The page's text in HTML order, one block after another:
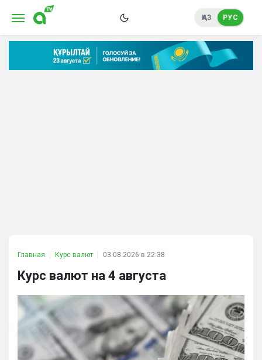
ҚАЗ РУС
Главная Курс валют 03.08.2026 в 22:38
Курс валют на 4 августа